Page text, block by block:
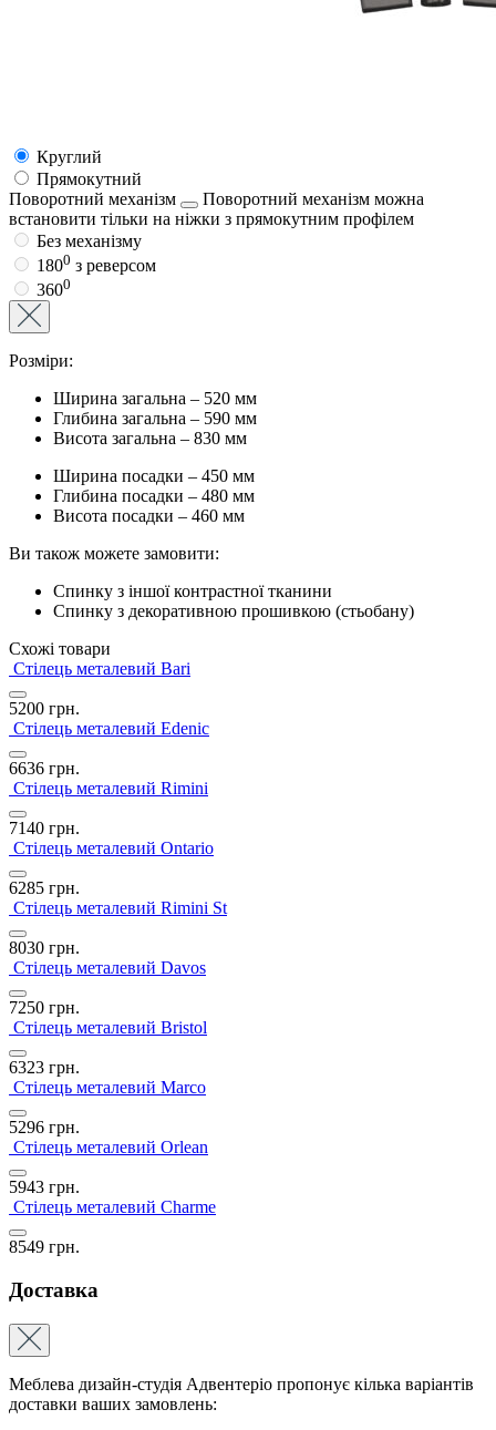
Круглий
Прямокутний
Поворотний механізм
Поворотний механізм можна
встановити тільки на ніжки з прямокутним профілем
Без механізму
1800 з реверсом
3600
Розміри:
Ширина загальна – 520 мм
Глибина загальна – 590 мм
Висота загальна – 830 мм
Ширина посадки – 450 мм
Глибина посадки – 480 мм
Висота посадки – 460 мм
Ви також можете замовити:
Спинку з іншої контрастної тканини
Спинку з декоративною прошивкою (стьобану)
Схожі товари
Стілець металевий Bari
5200 грн.
Стілець металевий Edenic
6636 грн.
Стілець металевий Rimini
7140 грн.
Стілець металевий Ontario
6285 грн.
Стілець металевий Rimini St
8030 грн.
Стілець металевий Davos
7250 грн.
Стілець металевий Bristol
6323 грн.
Стілець металевий Marco
5296 грн.
Стілець металевий Orlean
5943 грн.
Стілець металевий Сharme
8549 грн.
Доставка
Меблева дизайн-студія Адвентеріо пропонує кілька варіантів
доставки ваших замовлень: